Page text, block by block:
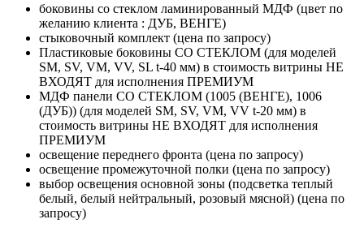
боковины со стеклом ламинированный МДФ (цвет по
желанию клиента : ДУБ, ВЕНГЕ)
стыковочный комплект (цена по запросу)
Пластиковые боковины СО СТЕКЛОМ (для моделей
SM, SV, VM, VV, SL t-40 мм) в стоимость витрины НЕ
ВХОДЯТ для исполнения ПРЕМИУМ
МДФ панели СО СТЕКЛОМ (1005 (ВЕНГЕ), 1006
(ДУБ)) (для моделей SM, SV, VM, VV t-20 мм) в
стоимость витрины НЕ ВХОДЯТ для исполнения
ПРЕМИУМ
освещение переднего фронта (цена по запросу)
освещение промежуточной полки (цена по запросу)
выбор освещения основной зоны (подсветка теплый
белый, белый нейтральный, розовый мясной) (цена по
запросу)